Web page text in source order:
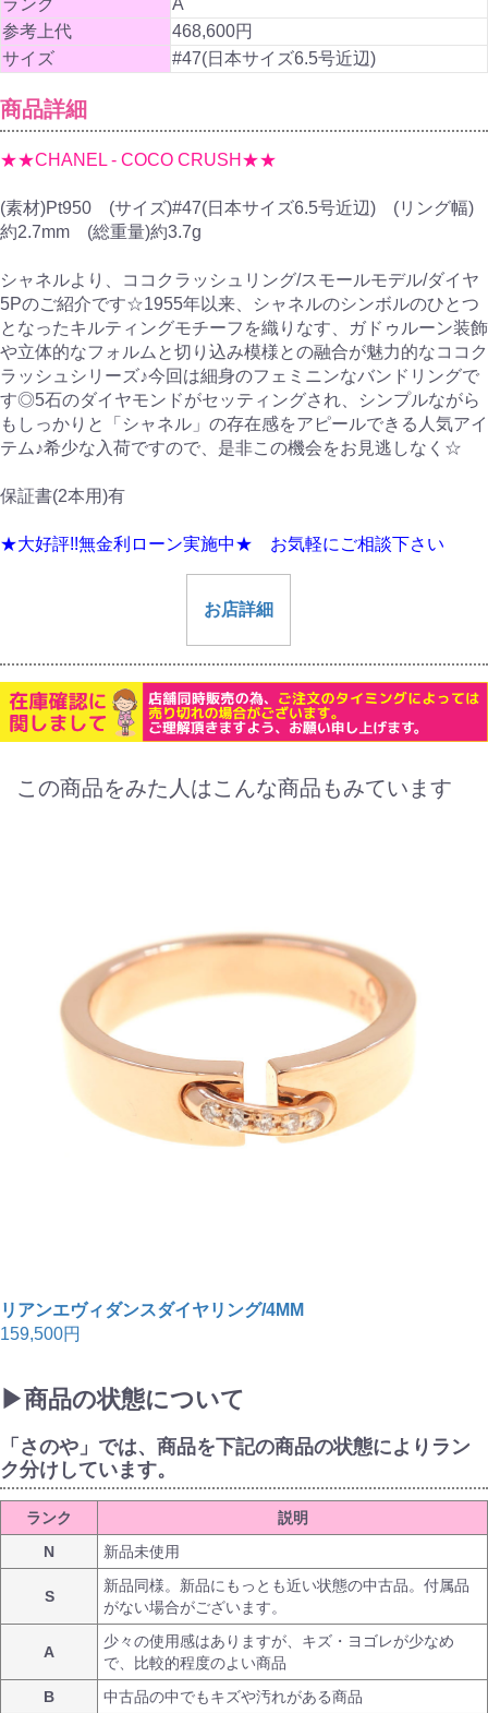
ランク
A
参考上代
468,600円
サイズ
#47(日本サイズ6.5号近辺)
商品詳細
★★CHANEL - COCO CRUSH★★
(素材)Pt950 (サイズ)#47(日本サイズ6.5号近辺) (リング幅)
約2.7mm (総重量)約3.7g
シャネルより、ココクラッシュリング/スモールモデル/ダイヤ
5Pのご紹介です☆1955年以来、シャネルのシンボルのひとつ
となったキルティングモチーフを織りなす、ガドゥルーン装飾
や立体的なフォルムと切り込み模様との融合が魅力的なココク
ラッシュシリーズ♪今回は細身のフェミニンなバンドリングで
す◎5石のダイヤモンドがセッティングされ、シンプルながら
もしっかりと「シャネル」の存在感をアピールできる人気アイ
テム♪希少な入荷ですので、是非この機会をお見逃しなく☆
保証書(2本用)有
★大好評!!無金利ローン実施中★ お気軽にご相談下さい
お店詳細
この商品をみた人はこんな商品もみています
リアンエヴィダンスダイヤリング/4MM
159,500円
▶商品の状態について
「さのや」では、商品を下記の商品の状態によりラン
ク分けしています。
ランク
説明
N
新品未使用
S
新品同様。新品にもっとも近い状態の中古品。付属品
がない場合がございます。
A
少々の使用感はありますが、キズ・ヨゴレが少なめ
で、比較的程度のよい商品
B
中古品の中でもキズや汚れがある商品